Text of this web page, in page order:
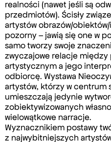
realności (nawet jeśli są
przedmiotów). Ścisły
artystów obrazów/
pozorny – jawią się one w
samo tworzy swoje
zwyczajowe relacje
artystycznym a jego
odbiorcę. Wystawa
artystów, którzy w centrum
umieszczają jedynie
zobiektywizowanych
wielowątkowe narracje.
Wyznacznikiem postawy
z najwybitniejszych